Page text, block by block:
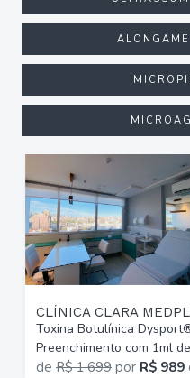
CLÍNICA CLARA
Toxina Botulínica
Preenchimento com 1ml
de R$ 1.699 por R$ 989